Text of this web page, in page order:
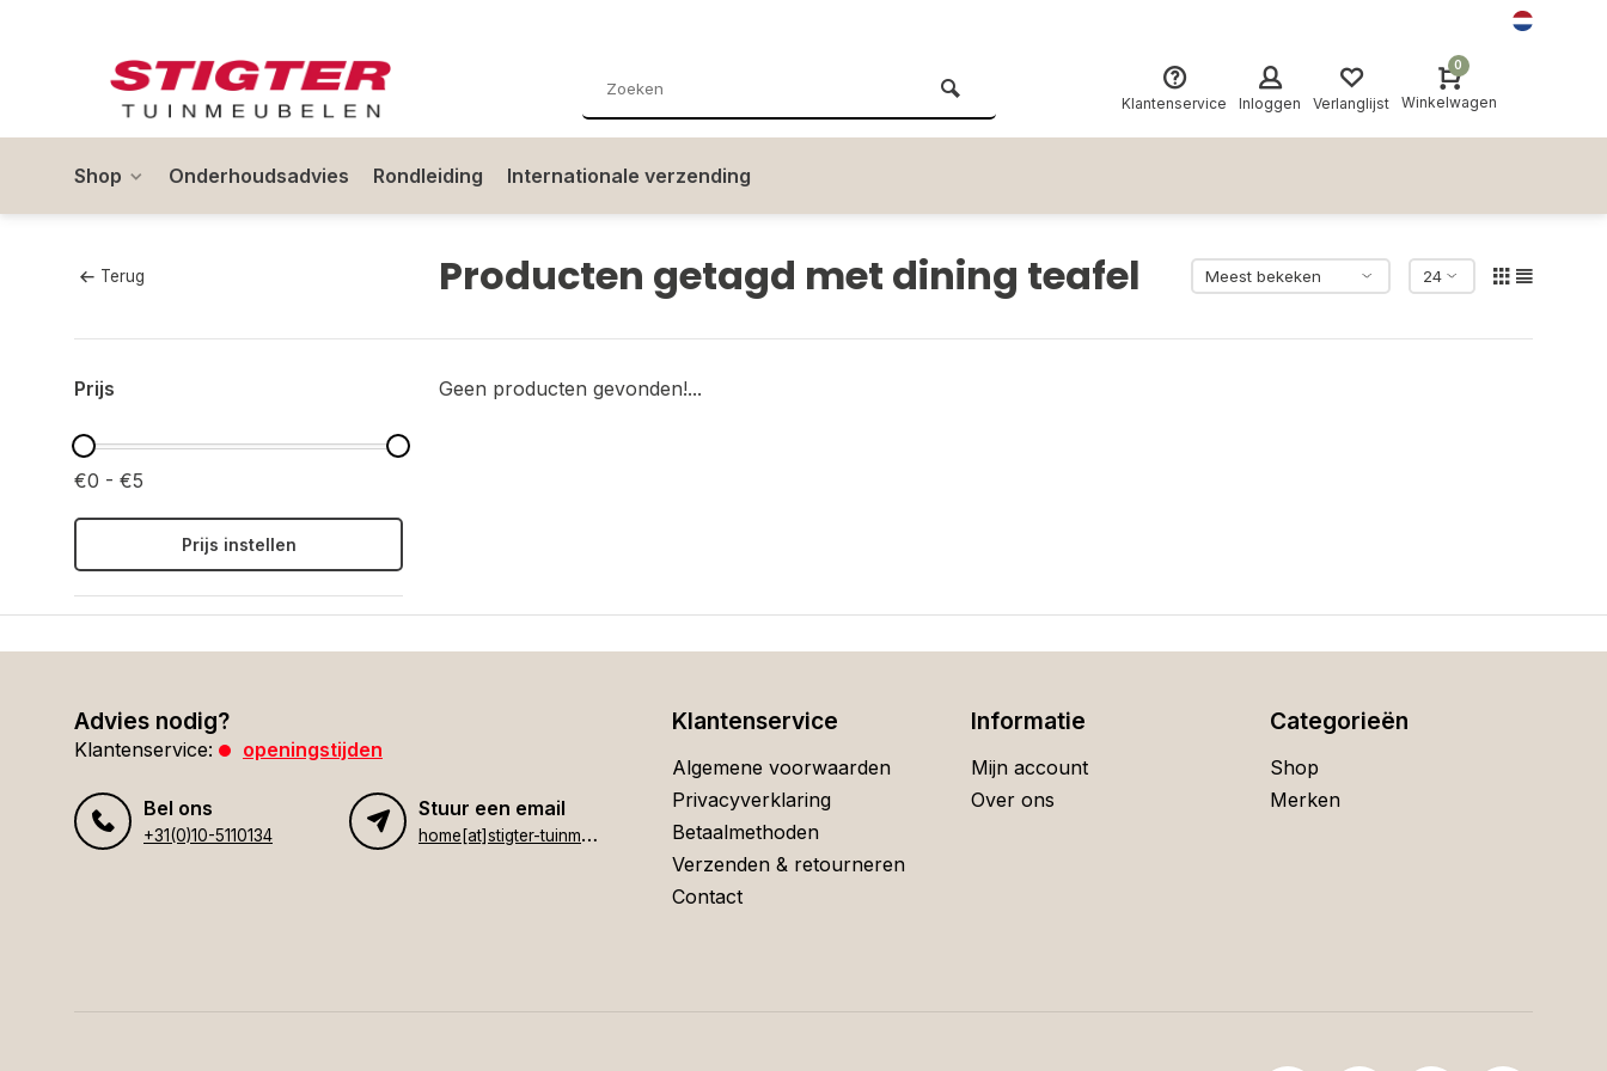
Klantenservice Inloggen Verlanglijst
0
Winkelwagen
Shop Onderhoudsadvies Rondleiding Internationale verzending
Terug Producten getagd met dining teafel
Prijs
€0 - €5
Prijs instellen
Geen producten gevonden!...
Advies nodig?
Klantenservice: openingstijden
Bel ons
+31(0)10-5110134
Stuur een email
h
ome[at]stigter-tuinmeubelen.nl
Klantenservice
Algemene voorwaarden
Privacyverklaring
Betaalmethoden
Verzenden & retourneren
Contact
Informatie
Mijn account
Over ons
Categorieën
Shop
Merken